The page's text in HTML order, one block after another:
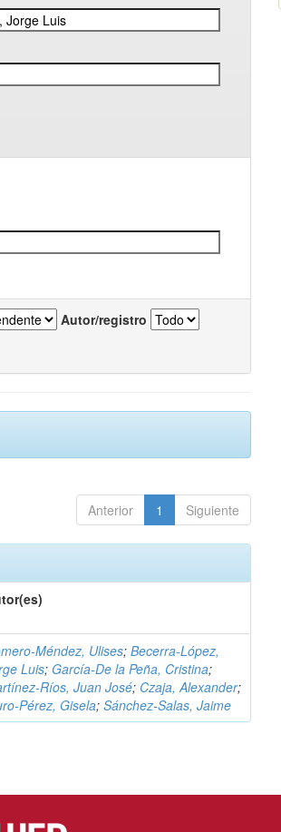
Autor/registro
Anterior 1 Siguiente
Méndez, Ulises;Becerra-López,
Luis; García-De la Peña, Cristina;
Ríos, Juan José; Czaja, Alexander;
Pérez, Gisela;Sánchez-Salas, Jaime